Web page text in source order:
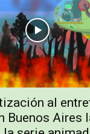
al
Buenos Aires